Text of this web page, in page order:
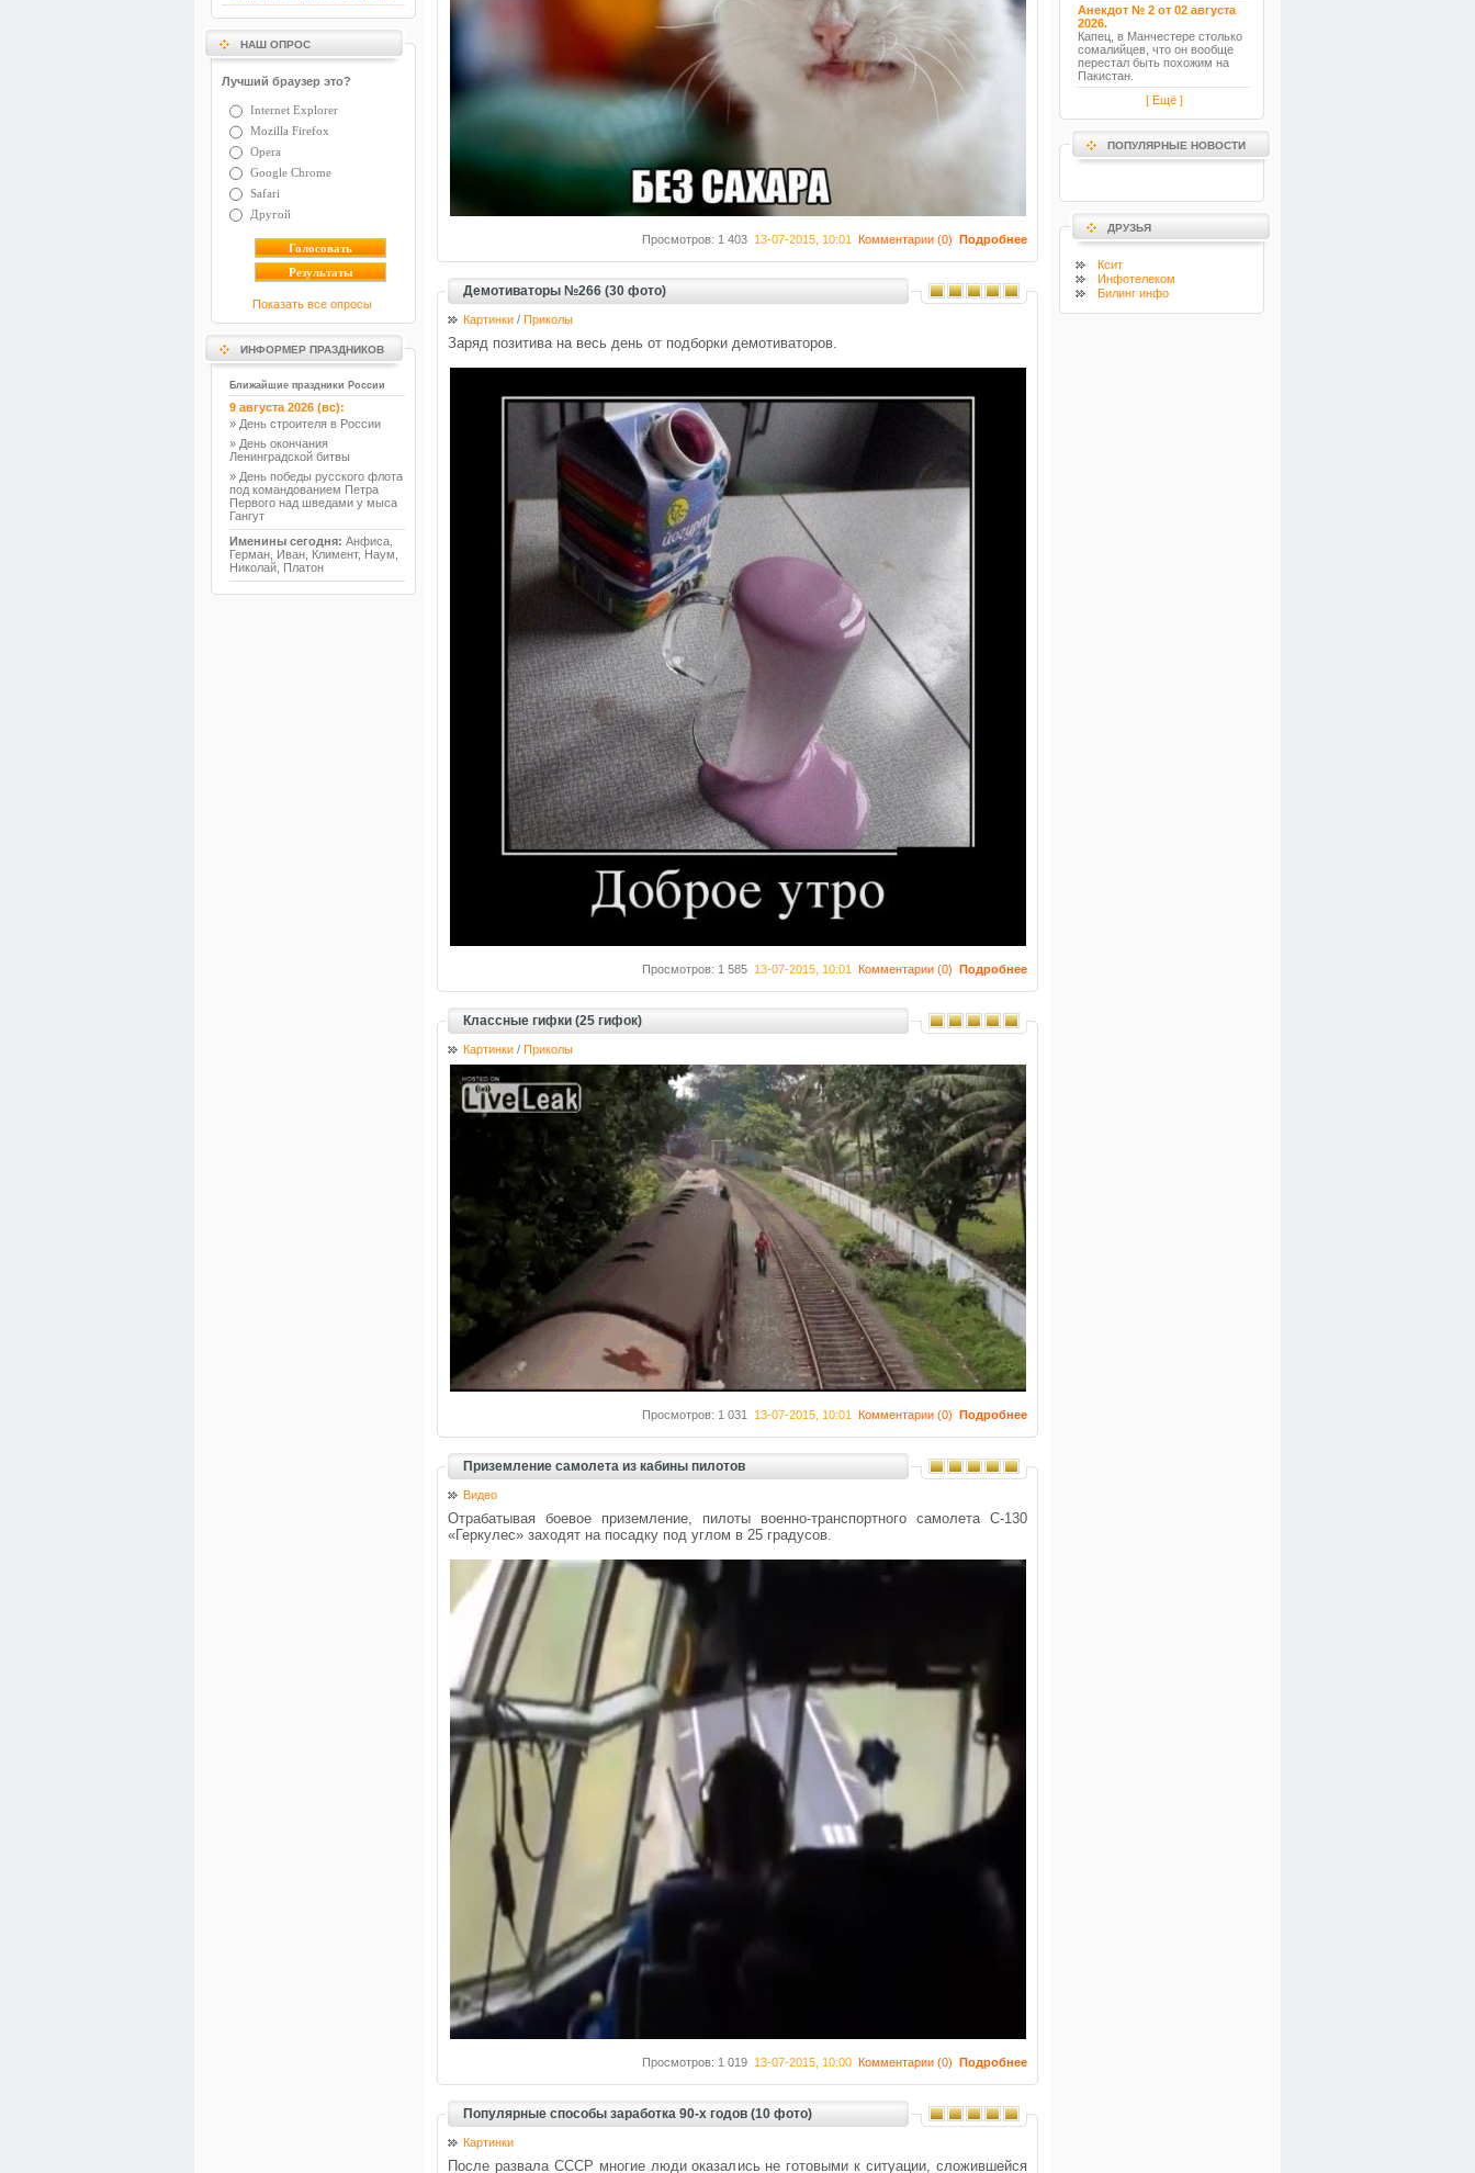
НАШ ОПРОС
Лучший браузер это?
Internet Explorer
Mozilla Firefox
Opera
Google Chrome
Safari
Другой
Показать все опросы
ИНФОРМЕР ПРАЗДНИКОВ
Ближайшие праздники России
9 августа 2026 (вс):
» День строителя в России
» День окончания
Ленинградской битвы
» День победы русского флота
под командованием Петра
Первого над шведами у мыса
Гангут
Именины сегодня: Анфиса,
Герман, Иван, Климент, Наум,
Николай, Платон
Просмотров: 1 403 13-07-2015, 10:01 Комментарии (0) Подробнее
Демотиваторы №266 (30 фото)
Картинки / Приколы
Заряд позитива на весь день от подборки демотиваторов.
Просмотров: 1 585 13-07-2015, 10:01 Комментарии (0) Подробнее
Классные гифки (25 гифок)
Картинки / Приколы
Просмотров: 1 031 13-07-2015, 10:01 Комментарии (0) Подробнее
Приземление самолета из кабины пилотов
Видео
Отрабатывая боевое приземление, пилоты военно-транспортного самолета С-130
«Геркулес» заходят на посадку под углом в 25 градусов.
Просмотров: 1 019 13-07-2015, 10:00 Комментарии (0) Подробнее
Популярные способы заработка 90-х годов (10 фото)
Картинки
После развала СССР многие люди оказались не готовыми к ситуации, сложившейся
Анекдот № 2 от 02 августа
2026.
Капец, в Манчестере столько
сомалийцев, что он вообще
перестал быть похожим на
Пакистан.
[ Ещё ]
ПОПУЛЯРНЫЕ НОВОСТИ
ДРУЗЬЯ
Ксит
Инфотелеком
Билинг инфо